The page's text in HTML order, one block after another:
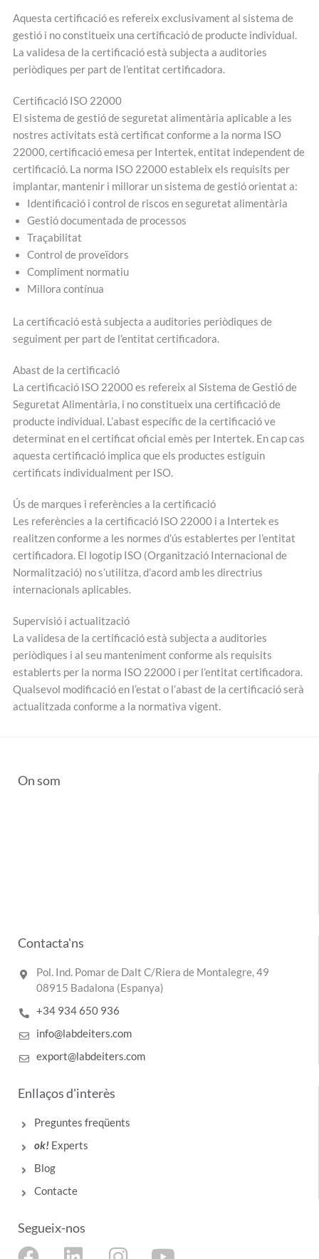
Aquesta certificació es refereix exclusivament al sistema de
gestió i no constitueix una certificació de producte individual.
La validesa de la certificació està subjecta a auditories
periòdiques per part de l’entitat certificadora.
Certificació ISO 22000
El sistema de gestió de seguretat alimentària aplicable a les
nostres activitats està certificat conforme a la norma ISO
22000, certificació emesa per Intertek, entitat independent de
certificació. La norma ISO 22000 estableix els requisits per
implantar, mantenir i millorar un sistema de gestió orientat a:
Identificació i control de riscos en seguretat alimentària
Gestió documentada de processos
Traçabilitat
Control de proveïdors
Compliment normatiu
Millora contínua
La certificació està subjecta a auditories periòdiques de
seguiment per part de l’entitat certificadora.
Abast de la certificació
La certificació ISO 22000 es refereix al Sistema de Gestió de
Seguretat Alimentària, i no constitueix una certificació de
producte individual. L’abast específic de la certificació ve
determinat en el certificat oficial emès per Intertek. En cap cas
aquesta certificació implica que els productes estiguin
certificats individualment per ISO.
Ús de marques i referències a la certificació
Les referències a la certificació ISO 22000 i a Intertek es
realitzen conforme a les normes d’ús establertes per l’entitat
certificadora. El logotip ISO (Organització Internacional de
Normalització) no s’utilitza, d’acord amb les directrius
internacionals aplicables.
Supervisió i actualització
La validesa de la certificació està subjecta a auditories
periòdiques i al seu manteniment conforme als requisits
establerts per la norma ISO 22000 i per l’entitat certificadora.
Qualsevol modificació en l’estat o l’abast de la certificació serà
actualitzada conforme a la normativa vigent.
On som
Contacta'ns
Pol. Ind. Pomar de Dalt C/Riera de Montalegre, 49
08915 Badalona (Espanya)
+34 934 650 936
info@labdeiters.com
export@labdeiters.com
Enllaços d'interès
Preguntes freqüents
ok!Experts
Blog
Contacte
Segueix-nos